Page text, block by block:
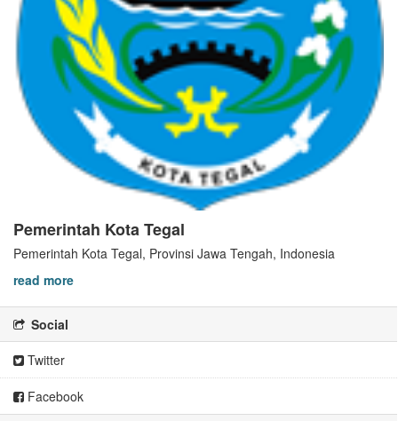
Pemerintah Kota Tegal
Pemerintah Kota Tegal, Provinsi Jawa Tengah, Indonesia
read more
Social
Twitter
Facebook